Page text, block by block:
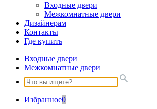
Входные двери
Межкомнатные двери
Дизайнерам
Контакты
Где купить
Входные двери
Межкомнатные двери
Избранное0